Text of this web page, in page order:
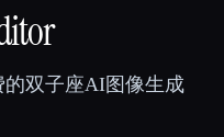
📈
双子座AI图像生成